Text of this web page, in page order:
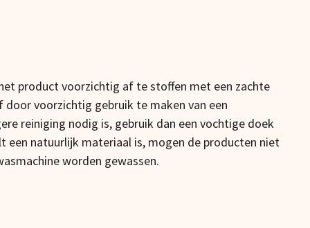
product voorzichtig af te stoffen met een zachte
door voorzichtig gebruik te maken van een
reiniging nodig is, gebruik dan een vochtige doek
een natuurlijk materiaal is, mogen de producten niet
worden gewassen.